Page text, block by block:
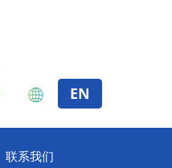
EN
联系我们